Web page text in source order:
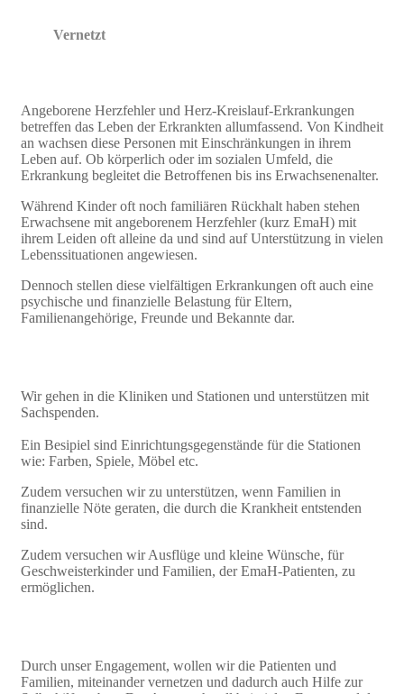
Vernetzt
Angeborene Herzfehler und Herz-Kreislauf-Erkrankungen
betreffen das Leben der Erkrankten allumfassend. Von Kindheit
an wachsen diese Personen mit Einschränkungen in ihrem
Leben auf. Ob körperlich oder im sozialen Umfeld, die
Erkrankung begleitet die Betroffenen bis ins Erwachsenenalter.
Während Kinder oft noch familiären Rückhalt haben stehen
Erwachsene mit angeborenem Herzfehler (kurz EmaH) mit
ihrem Leiden oft alleine da und sind auf Unterstützung in vielen
Lebenssituationen angewiesen.
Dennoch stellen diese vielfältigen Erkrankungen oft auch eine
psychische und finanzielle Belastung für Eltern,
Familienangehörige, Freunde und Bekannte dar.
Wir gehen in die Kliniken und Stationen und unterstützen mit
Sachspenden.
Ein Besipiel sind Einrichtungsgegenstände für die Stationen
wie: Farben, Spiele, Möbel etc.
Zudem versuchen wir zu unterstützen, wenn Familien in
finanzielle Nöte geraten, die durch die Krankheit entstenden
sind.
Zudem versuchen wir Ausflüge und kleine Wünsche, für
Geschweisterkinder und Familien, der EmaH-Patienten, zu
ermöglichen.
Durch unser Engagement, wollen wir die Patienten und
Familien, miteinander vernetzen und dadurch auch Hilfe zur